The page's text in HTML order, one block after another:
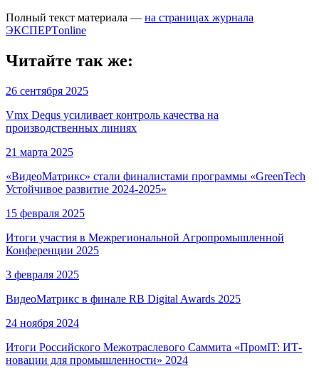
Полный текст материала — на страницах журнала
ЭКСПЕРТonline
Читайте так же:
26 сентября 2025
Vmx Dequs усиливает контроль качества на
производственных линиях
21 марта 2025
«ВидеоМатрикс» стали финалистами программы «GreenTech
Устойчивое развитие 2024-2025»
15 февраля 2025
Итоги участия в Межрегиональной Агропромышленной
Конференции 2025
3 февраля 2025
ВидеоМатрикс в финале RB Digital Awards 2025
24 ноября 2024
Итоги Российского Межотраслевого Саммита «ПромIT: ИТ-
новации для промышленности» 2024